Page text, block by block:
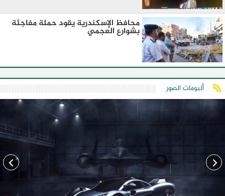
محافظ الإسكندرية يقود حملة مفاجئة
بشوارع العجمي
ألبومات الصور